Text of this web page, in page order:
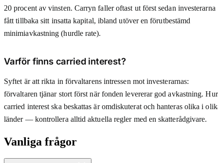
20 procent av vinsten. Carryn faller oftast ut först sedan investerarna
fått tillbaka sitt insatta kapital, ibland utöver en förutbestämd
minimiavkastning (hurdle rate).
Varför finns carried interest?
Syftet är att rikta in förvaltarens intressen mot investerarnas:
förvaltaren tjänar stort först när fonden levererar god avkastning. Hur
carried interest ska beskattas är omdiskuterat och hanteras olika i
länder — kontrollera alltid aktuella regler med en skatterådgivare.
Vanliga frågor